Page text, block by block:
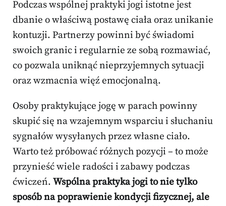
Podczas wspólnej praktyki jogi istotne jest
dbanie o właściwą postawę ciała oraz unikanie
kontuzji. Partnerzy powinni być świadomi
swoich granic i regularnie ze sobą rozmawiać,
co pozwala uniknąć nieprzyjemnych sytuacji
oraz wzmacnia więź emocjonalną.
Osoby praktykujące jogę w parach powinny
skupić się na wzajemnym wsparciu i słuchaniu
sygnałów wysyłanych przez własne ciało.
Warto też próbować różnych pozycji – to może
przynieść wiele radości i zabawy podczas
ćwiczeń. Wspólna praktyka jogi to nie tylko
sposób na poprawienie kondycji fizycznej, ale